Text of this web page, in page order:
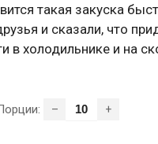
такая закуска
и сказали, что
в холодильнике и на
– +